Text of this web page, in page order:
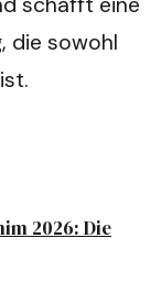
die sowohl
2026: Die